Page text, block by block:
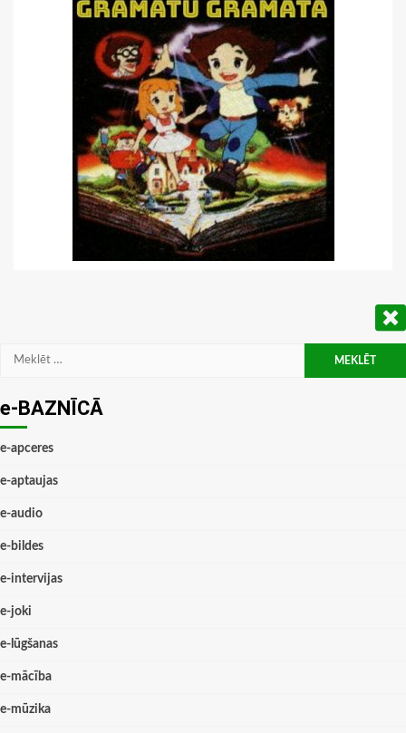
Meklēt:
e-BAZNĪCĀ
e-apceres
e-aptaujas
e-audio
e-bildes
e-intervijas
e-joki
e-lūgšanas
e-mācība
e-mūzika